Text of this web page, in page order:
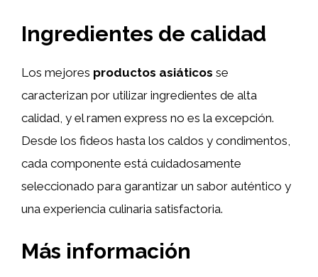
Ingredientes de calidad
Los mejores productos asiáticos se
caracterizan por utilizar ingredientes de alta
calidad, y el ramen express no es la excepción.
Desde los fideos hasta los caldos y condimentos,
cada componente está cuidadosamente
seleccionado para garantizar un sabor auténtico y
una experiencia culinaria satisfactoria.
Más información